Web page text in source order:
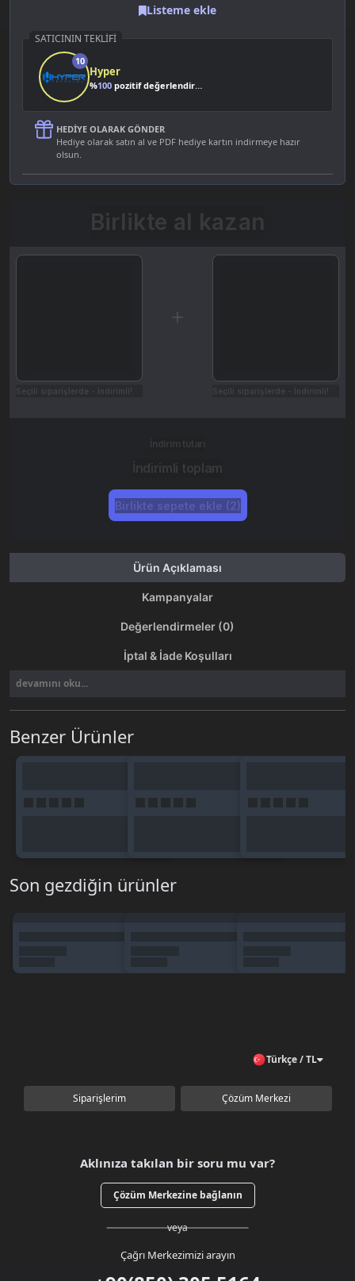
0 değerlendirme
Listeme ekle
SATICININ TEKLIFI
10
Hyper
%100 pozitif değerlendirme
HEDIYE OLARAK GÖNDER
Hediye olarak satın al ve PDF hediye kartın indirmeye hazır
olsun.
Birlikte al kazan
Seçili siparişlerde - İndirimli! Seçili siparişlerde - İndirimli!
İndirim tutarı
İndirimli toplam
Birlikte sepete ekle (2)
Ürün Açıklaması
Kampanyalar
Değerlendirmeler (0)
İptal & İade Koşulları
devamını oku...
Benzer Ürünler
Son gezdiğin ürünler
Türkçe / TL
Siparişlerim Çözüm Merkezi
Aklınıza takılan bir soru mu var?
Çözüm Merkezine bağlanın
veya
Çağrı Merkezimizi arayın